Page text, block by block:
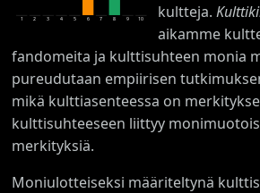
1 2 3 4 5 6 7 8 9 10
kultteja.
aikamme
fandomeita ja kulttisuhteen monia
pureudutaan empiirisen
mikä kulttiasenteessa on
kulttisuhteeseen liittyy
merkityksiä.
Moniulotteiseksi määriteltynä